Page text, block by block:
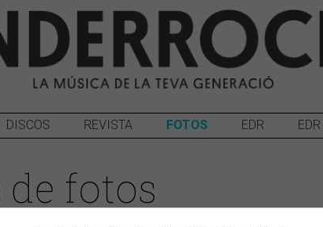
DISCOS REVISTA FOTOS EDR
de fotos